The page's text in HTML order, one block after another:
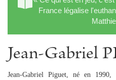
France légalise
Jean-Gabriel
Jean-Gabriel Piguet, né en